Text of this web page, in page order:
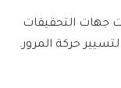
جهات التحقيقات
حركة المرور.